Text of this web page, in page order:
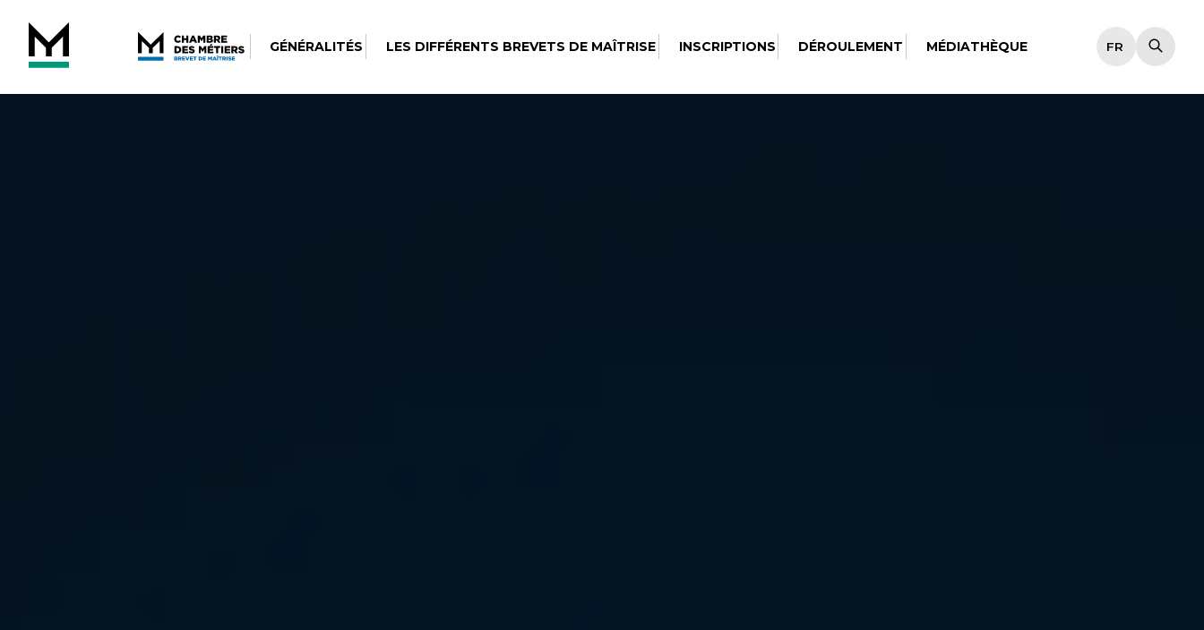
GÉNÉRALITÉS LES DIFFÉRENTS BREVETS DE MAÎTRISE INSCRIPTIONS DÉROULEMENT MÉDIATHÈQUE